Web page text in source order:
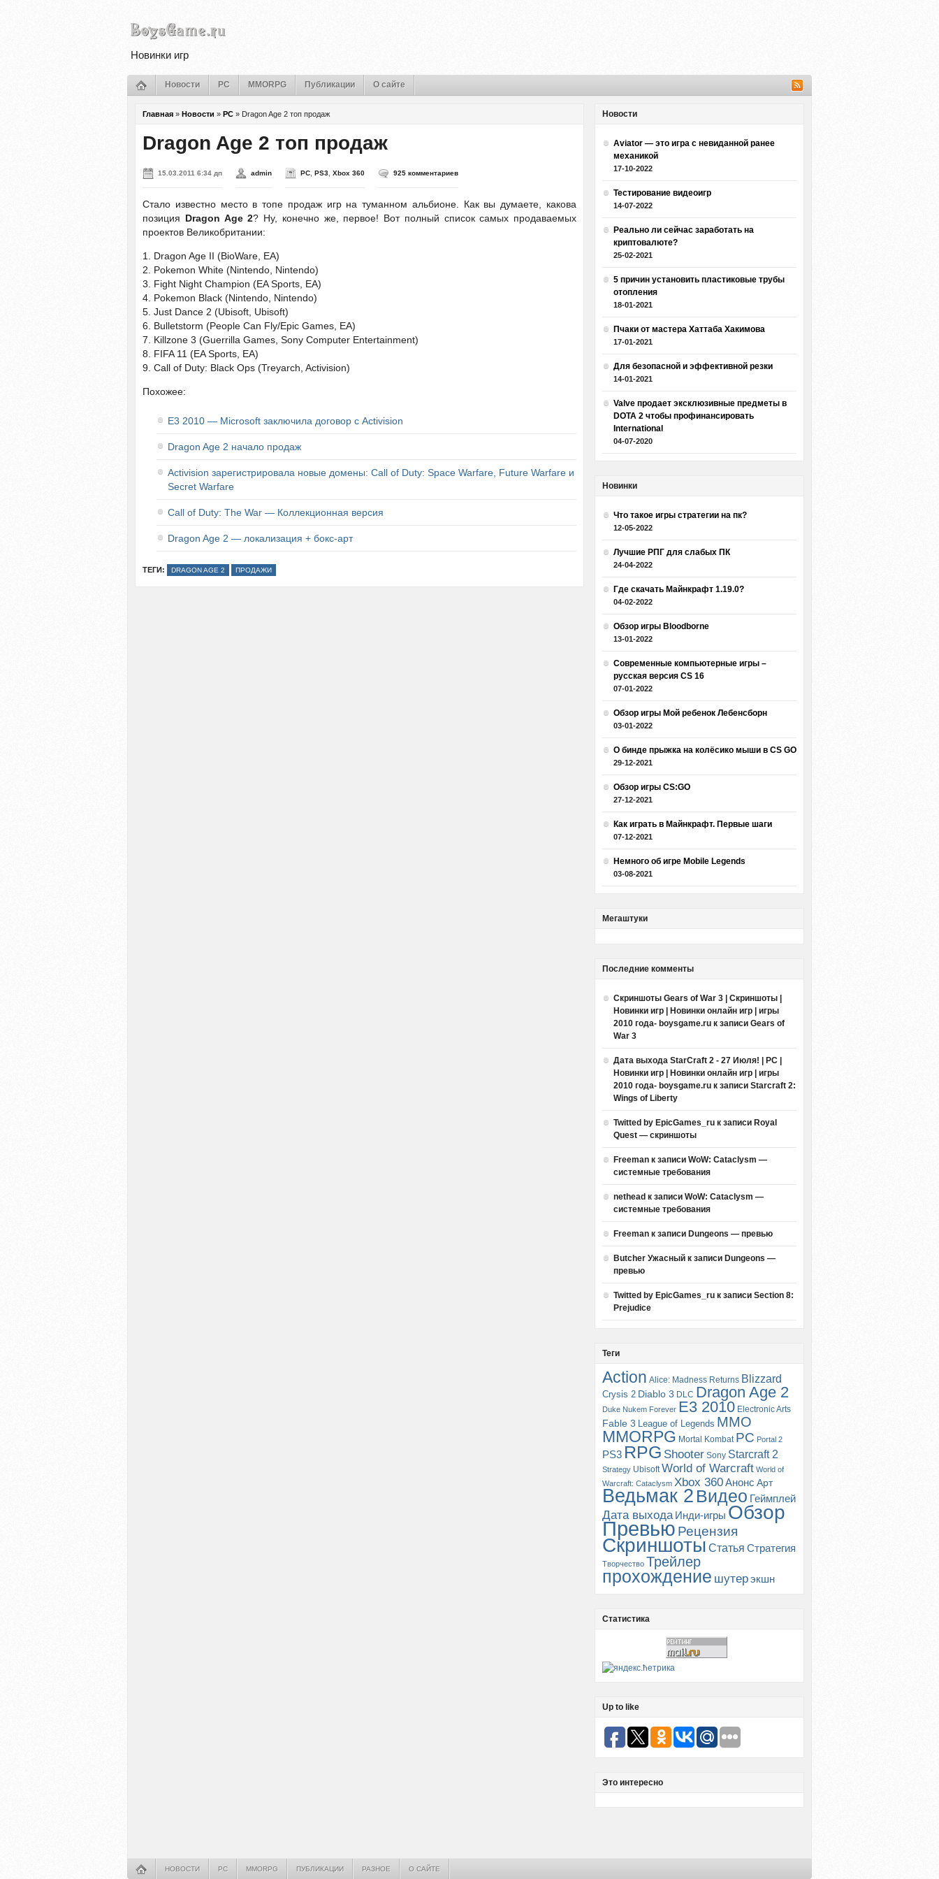
Новинки игр
Новости PC MMORPG Публикации О сайте
Главная » Новости » PC » Dragon Age 2 топ продаж
Dragon Age 2 топ продаж
15.03.2011 6:34 дп admin PC PS3 Xbox 360 925 комментариев
Стало известно место в топе продаж игр на туманном альбионе. Как вы думаете, какова
позиция Dragon Age 2? Ну, конечно же, первое! Вот полный список самых продаваемых
проектов Великобритании:
1. Dragon Age II (BioWare, EA)
2. Pokemon White (Nintendo, Nintendo)
3. Fight Night Champion (EA Sports, EA)
4. Pokemon Black (Nintendo, Nintendo)
5. Just Dance 2 (Ubisoft, Ubisoft)
6. Bulletstorm (People Can Fly/Epic Games, EA)
7. Killzone 3 (Guerrilla Games, Sony Computer Entertainment)
8. FIFA 11 (EA Sports, EA)
9. Call of Duty: Black Ops (Treyarch, Activision)
Похожее:
E3 2010 — Microsoft заключила договор с Activision
Dragon Age 2 начало продаж
Activision зарегистрировала новые домены: Call of Duty: Space Warfare, Future Warfare и
Secret Warfare
Call of Duty: The War — Коллекционная версия
Dragon Age 2 — локализация + бокс-арт
ТЕГИ: DRAGON AGE 2 ПРОДАЖИ
Новости
Aviator — это игра с невиданной ранее
механикой
17-10-2022
Тестирование видеоигр
14-07-2022
Реально ли сейчас заработать на
криптовалюте?
25-02-2021
5 причин установить пластиковые трубы
отопления
18-01-2021
Пчаки от мастера Хаттаба Хакимова
17-01-2021
Для безопасной и эффективной резки
14-01-2021
Valve продает эксклюзивные предметы в
DOTA 2 чтобы профинансировать
International
04-07-2020
Новинки
Что такое игры стратегии на пк?
12-05-2022
Лучшие РПГ для слабых ПК
24-04-2022
Где скачать Майнкрафт 1.19.0?
04-02-2022
Обзор игры Bloodborne
13-01-2022
Современные компьютерные игры –
русская версия CS 16
07-01-2022
Обзор игры Мой ребенок Лебенсборн
03-01-2022
О бинде прыжка на колёсико мыши в CS GO
29-12-2021
Обзор игры CS:GO
27-12-2021
Как играть в Майнкрафт. Первые шаги
07-12-2021
Немного об игре Mobile Legends
03-08-2021
Мегаштуки
Последние комменты
Скриншоты Gears of War 3 | Скриншоты |
Новинки игр | Новинки онлайн игр | игры
2010 года- boysgame.ru к записи Gears of
War 3
Дата выхода StarCraft 2 - 27 Июля! | PC |
Новинки игр | Новинки онлайн игр | игры
2010 года- boysgame.ru к записи Starcraft 2:
Wings of Liberty
Twitted by EpicGames_ru к записи Royal
Quest — скриншоты
Freeman к записи WoW: Cataclysm —
системные требования
nethead к записи WoW: Cataclysm —
системные требования
Freeman к записи Dungeons — превью
Butcher Ужасный к записи Dungeons —
превью
Twitted by EpicGames_ru к записи Section 8:
Prejudice
Теги
Action Alice: Madness Returns Blizzard
Crysis 2 Diablo 3 DLC Dragon Age 2
Duke Nukem Forever E3 2010 Electronic Arts
Fable 3 League of Legends MMO
MMORPG Mortal Kombat PC Portal 2
PS3 RPG Shooter Sony Starcraft 2
Strategy Ubisoft World of Warcraft World of
Warcraft: Cataclysm Xbox 360Анонс Арт
Ведьмак 2 Видео Геймплей
Дата выхода Инди-игры Обзор
Превью Рецензия
Скриншоты Статья Стратегия
Творчество Трейлер
прохождение шутерэкшн
Статистика
Up to like
Это интересно
НОВОСТИ PC MMORPG ПУБЛИКАЦИИ РАЗНОЕ О САЙТЕ